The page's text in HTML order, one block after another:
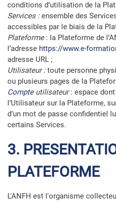
conditions d’utilisation de la
Services :ensemble des
accessibles par le biais de la
Plateforme : la Plateforme de
l’adresse https://www.e-
adresse URL ;
Utilisateur :toute personne
ou plusieurs pages de la
Compteutilisateur: espace
l’Utilisateur sur la Plateforme,
d’un mot de passe confidentiel
certains Services.
3.
PLATEFORME
L'ANFH est l'organisme